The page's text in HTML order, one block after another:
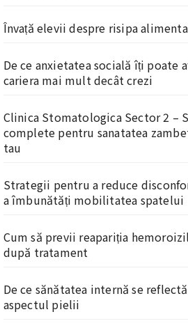
Învață elevii despre risipa
De ce anxietatea socială îți poate
cariera mai mult decât crezi
Clinica Stomatologica Sector 2 –
complete pentru sanatatea
tau
Strategii pentru a reduce
a îmbunătăți mobilitatea spatelui
Cum să previi reapariția
după tratament
De ce sănătatea internă se
aspectul pielii